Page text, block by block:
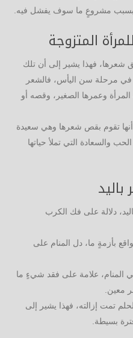
بسبب مشروعٍ ما سوف يفشل فيه.
المتزوجة
شعرها، فهذا يشير إلى أن تلك
مرحلة سن اليأس، فالشعر
وعمرها الصغير، وقصه أو
تقوم بقص شعرها وهي سعيدة
والسعادة التي تملأ حياتها
دلالة على فك الكرب
بأزمةٍ ما، دل المنام على
المنام، علامة على فقد شيءٍ ما
معين.
تمت إزالته، فهذا يشير إلى
بسيطة.